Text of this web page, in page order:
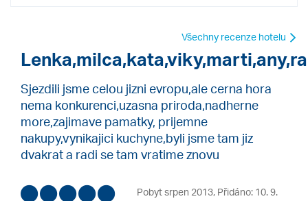
Všechny recenze hotelu
Sjezdili jsme celou jizni evropu,ale cerna hora
nema konkurenci,uzasna priroda,nadherne
more,zajimave pamatky, prijemne
nakupy,vynikajici kuchyne,byli jsme tam jiz
dvakrat a radi se tam vratime znovu
Pobyt srpen 2013, Přidáno: 10. 9.